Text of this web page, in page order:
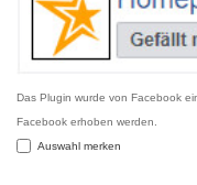
Das Plugin wurde von Facebook
Facebook erhoben werden.
Auswahl merken